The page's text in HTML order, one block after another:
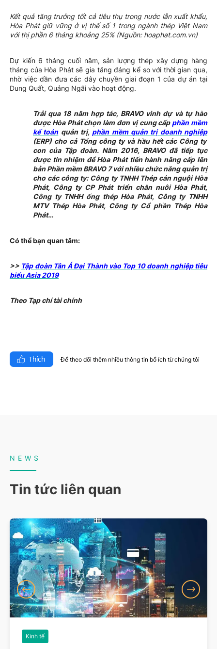
Kết quả tăng trưởng tốt cả tiêu thụ trong nước lẫn xuất khẩu,
Hòa Phát giữ vững ở vị thế số 1 trong ngành thép Việt Nam
với thị phần 6 tháng khoảng 25% (Nguồn: hoaphat.com.vn)
Dự kiến 6 tháng cuối năm, sản lượng thép xây dựng hàng
tháng của Hòa Phát sẽ gia tăng đáng kể so với thời gian qua,
nhờ việc dần đưa các dây chuyền giai đoạn 1 của dự án tại
Dung Quất, Quảng Ngãi vào hoạt động.
Trải qua 18 năm hợp tác, BRAVO vinh dự và tự hào
được Hòa Phát chọn làm đơn vị cung cấp phần mềm
kế toánquản trị, phần mềm quản trị doanh nghiệp
(ERP) cho cả Tổng công ty và hầu hết các Công ty
con của Tập đoàn. Năm 2016, BRAVO đã tiếp tục
được tín nhiệm để Hòa Phát tiến hành nâng cấp lên
bản Phần mềm BRAVO 7 với nhiều chức năng quản trị
cho các công ty: Công ty TNHH Thép cán nguội Hòa
Phát, Công ty CP Phát triển chăn nuôi Hòa Phát,
Công ty TNHH ống thép Hòa Phát, Công ty TNHH
MTV Thép Hòa Phát, Công ty Cổ phần Thép Hòa
Phát…
Có thể bạn quan tâm:
>> Tập đoàn Tân Á Đại Thành vào Top 10 doanh nghiệp tiêu
biểu Asia 2019
Theo Tạp chí tài chính
Thích Để theo dõi thêm nhiều thông tin bổ ích từ chúng tôi​
NEWS
Tin tức liên quan
Kinh tế